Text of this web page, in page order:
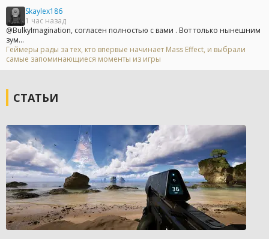
Skaylex186
1 час назад
@BulkyImagination, согласен полностью с вами . Вот только нынешним
зум...
Геймеры рады за тех, кто впервые начинает Mass Effect, и выбрали
самые запоминающиеся моменты из игры
СТАТЬИ